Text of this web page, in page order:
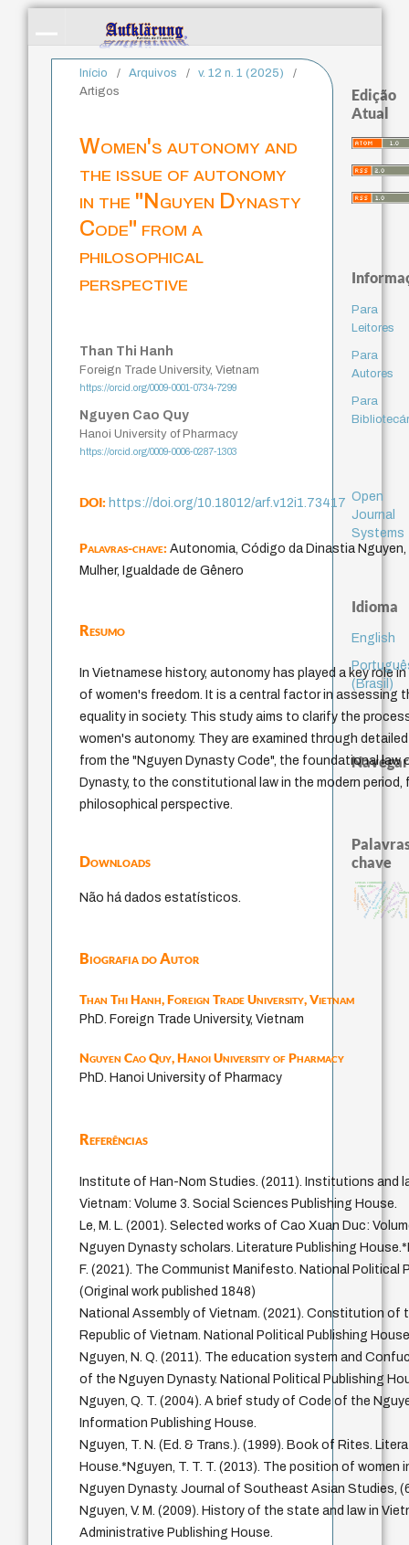
Início / Arquivos / v. 12 n. 1 (2025)
/
Artigos
Women's autonomy and
the issue of autonomy
in the "Nguyen Dynasty
Code" from a
philosophical
perspective
Than Thi Hanh
Foreign Trade University, Vietnam
https://orcid.org/0009-0001-0734-7299
Nguyen Cao Quy
Hanoi University of Pharmacy
https://orcid.org/0009-0006-0287-1303
DOI:https://doi.org/10.18012/arf.v12i1.73417
Palavras-chave:Autonomia, Código da Dinastia
Mulher, Igualdade de Gênero
Resumo
In Vietnamese history, autonomy has played a key role
of women's freedom. It is a central factor in assessing
equality in society. This study aims to clarify the
women's autonomy. They are examined through
from the "Nguyen Dynasty Code", the foundational law
Dynasty, to the constitutional law in the modern period,
philosophical perspective.
Downloads
Não há dados estatísticos.
Biografia do Autor
Than Thi Hanh,Foreign Trade University, Vietnam
PhD. Foreign Trade University, Vietnam
Nguyen Cao Quy,Hanoi University of Pharmacy
PhD. Hanoi University of Pharmacy
Referências
Institute of Han-Nom Studies. (2011). Institutions and
Vietnam: Volume 3. Social Sciences Publishing House.
Le, M. L. (2001). Selected works of Cao Xuan Duc:
Nguyen Dynasty scholars. Literature Publishing
F. (2021). The Communist Manifesto. National Political
(Original work published 1848)
National Assembly of Vietnam. (2021). Constitution of
Republic of Vietnam. National Political Publishing
Nguyen, N. Q. (2011). The education system and
of the Nguyen Dynasty. National Political Publishing
Nguyen, Q. T. (2004). A brief study of Code of the
Information Publishing House.
Nguyen, T. N. (Ed. & Trans.). (1999). Book of Rites.
House.*Nguyen, T. T. T. (2013). The position of women
Nguyen Dynasty. Journal of Southeast Asian Studies,
Nguyen, V. M. (2009). History of the state and law in
Administrative Publishing House.
Edição
Atual
Para
Leitores
Para
Autores
Para
Open
Journal
Systems
Idioma
English
(Brasil)
Navegar
chave
immanuel kant
japanese education thoughts
código da dinastia nguyen
gosto
juízo
sensus communis
formação education ideologyfukuzawa yukichi
redução
popper
carnap
constituição
nome
judaísmo
conjecturas
descartes
ren direito natural
ética.
virtue ethics
yi
li
sentido